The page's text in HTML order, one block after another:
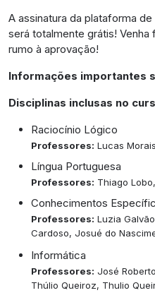
A assinatura da plataforma
será totalmente grátis!
rumo à aprovação!
Informações importantes
Disciplinas inclusas no
Raciocínio Lógico
Professores: Lucas
Língua Portuguesa
Professores: Thiago
Conhecimentos
Professores: Luzia
Cardoso, Josué do
Informática
Professores: José
Thúlio Queiroz, Thulio